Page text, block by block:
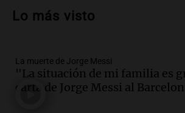
vehículos desde un puente
Audio.Tragedia en
y cinco heridos tras caer
un puente
Lo más visto
La muerte de Jorge Messi
"La situación de mi familia es
carta de Jorge Messi al